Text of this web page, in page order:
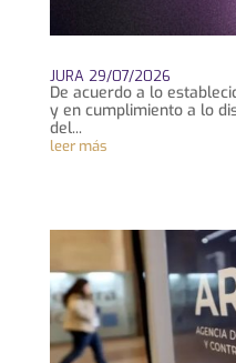
JURA 29/07/2026
De acuerdo a lo
y en cumplimiento a lo
del...
leer más